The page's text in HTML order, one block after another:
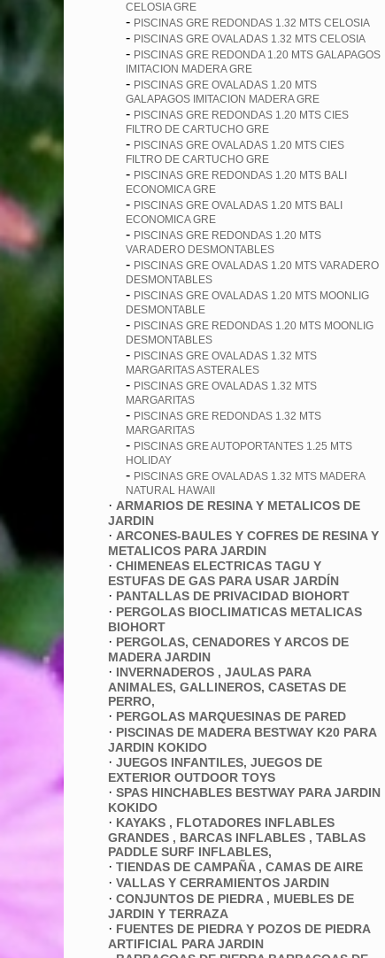
CELOSIA GRE
- PISCINAS GRE REDONDAS 1.32 MTS CELOSIA
- PISCINAS GRE OVALADAS 1.32 MTS CELOSIA
- PISCINAS GRE REDONDA 1.20 MTS GALAPAGOS
IMITACION MADERA GRE
- PISCINAS GRE OVALADAS 1.20 MTS
GALAPAGOS IMITACION MADERA GRE
- PISCINAS GRE REDONDAS 1.20 MTS CIES
FILTRO DE CARTUCHO GRE
- PISCINAS GRE OVALADAS 1.20 MTS CIES
FILTRO DE CARTUCHO GRE
- PISCINAS GRE REDONDAS 1.20 MTS BALI
ECONOMICA GRE
- PISCINAS GRE OVALADAS 1.20 MTS BALI
ECONOMICA GRE
- PISCINAS GRE REDONDAS 1.20 MTS
VARADERO DESMONTABLES
- PISCINAS GRE OVALADAS 1.20 MTS VARADERO
DESMONTABLES
- PISCINAS GRE OVALADAS 1.20 MTS MOONLIG
DESMONTABLE
- PISCINAS GRE REDONDAS 1.20 MTS MOONLIG
DESMONTABLES
- PISCINAS GRE OVALADAS 1.32 MTS
MARGARITAS ASTERALES
- PISCINAS GRE OVALADAS 1.32 MTS
MARGARITAS
- PISCINAS GRE REDONDAS 1.32 MTS
MARGARITAS
- PISCINAS GRE AUTOPORTANTES 1.25 MTS
HOLIDAY
- PISCINAS GRE OVALADAS 1.32 MTS MADERA
NATURAL HAWAII
· ARMARIOS DE RESINA Y METALICOS DE
JARDIN
· ARCONES-BAULES Y COFRES DE RESINA Y
METALICOS PARA JARDIN
· CHIMENEAS ELECTRICAS TAGU Y
ESTUFAS DE GAS PARA USAR JARDÍN
· PANTALLAS DE PRIVACIDAD BIOHORT
· PERGOLAS BIOCLIMATICAS METALICAS
BIOHORT
· PERGOLAS, CENADORES Y ARCOS DE
MADERA JARDIN
· INVERNADEROS , JAULAS PARA
ANIMALES, GALLINEROS, CASETAS DE
PERRO,
· PERGOLAS MARQUESINAS DE PARED
· PISCINAS DE MADERA BESTWAY K20 PARA
JARDIN KOKIDO
· JUEGOS INFANTILES, JUEGOS DE
EXTERIOR OUTDOOR TOYS
· SPAS HINCHABLES BESTWAY PARA JARDIN
KOKIDO
· KAYAKS , FLOTADORES INFLABLES
GRANDES , BARCAS INFLABLES , TABLAS
PADDLE SURF INFLABLES,
· TIENDAS DE CAMPAÑA , CAMAS DE AIRE
· VALLAS Y CERRAMIENTOS JARDIN
· CONJUNTOS DE PIEDRA , MUEBLES DE
JARDIN Y TERRAZA
· FUENTES DE PIEDRA Y POZOS DE PIEDRA
ARTIFICIAL PARA JARDIN